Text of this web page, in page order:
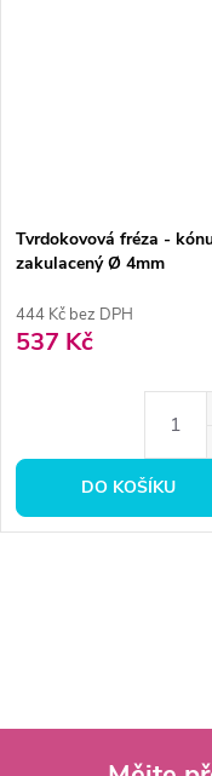
Tvrdokovová fréza -
zakulacený Ø 4mm
444 Kč bez DPH
537 Kč
DO KOŠÍKU